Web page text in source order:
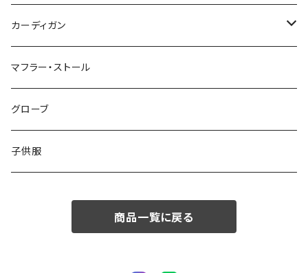
50/XL～
48/L
50/XL～
46/M
48/L
50/XL～
～44/S
46/M
48/L
50/XL～
カーディガン
～44/S
46/M
48/L
マフラー・ストール
グローブ
子供服
商品一覧に戻る